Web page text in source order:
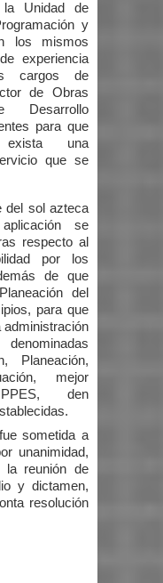
la Unidad de
y
los mismos
experiencia
cargos de
de Obras
Desarrollo
para que
una
que se
del sol azteca
se
respecto al
por los
de que
del
para que
administración
Planeación,
mejor
den
sometida a
unanimidad,
reunión de
y dictamen,
resolución